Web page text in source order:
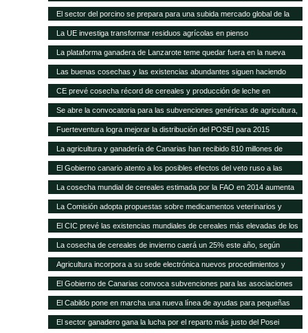
sectores productivos canarios
El sector del porcino se prepara para una subida mercado global de la
carne del 40% en 20 años
La UE investiga transformar residuos agrícolas en pienso
La plataforma ganadera de Lanzarote teme quedar fuera en la nueva
revisión del Posei
Las buenas cosechas y las existencias abundantes siguen haciendo
bajar los precios internacionales de los alimentos
CE prevé cosecha récord de cereales y producción de leche en
próximos meses
Se abre la convocatoria para las subvenciones genéricas de agricultura,
ganadería y pesca
Fuerteventura logra mejorar la distribución del POSEI para 2015
La agricultura y ganadería de Canarias han recibido 810 millones de
euros en ayudas del POSEI esta legislatura
El Gobierno canario atento a los posibles efectos del veto ruso a las
importaciones de la UE
La cosecha mundial de cereales estimada por la FAO en 2014 aumenta
en 14 Mt
La Comisión adopta propuestas sobre medicamentos veterinarios y
piensos medicamentosos
El CIC prevé las existencias mundiales de cereales más elevadas de los
15 años
La cosecha de cereales de invierno caerá un 25% este año, según
Agricultura
Agricultura incorpora a su sede electrónica nuevos procedimientos y
servicios on line
El Gobierno de Canarias convoca subvenciones para las asociaciones
agrarias
El Cabildo pone en marcha una nueva línea de ayudas para pequeñas
queserías con 100.000 euros
El sector ganadero gana la lucha por el reparto más justo del Posei